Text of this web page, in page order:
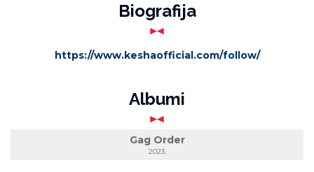
Biografija
https://www.keshaofficial.com/follow/
Albumi
Gag Order
2023.